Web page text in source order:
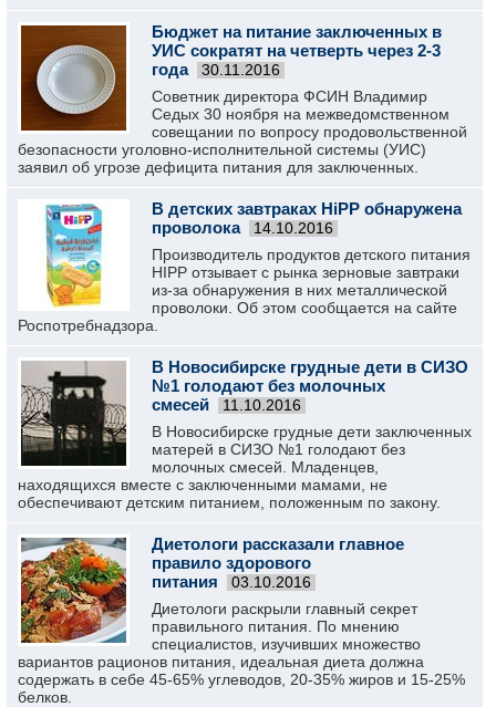
Бюджет на питание заключенных в
УИС сократят на четверть через 2-3
года
30.11.2016
Советник директора ФСИН Владимир
Седых 30 ноября на межведомственном
совещании по вопросу продовольственной
безопасности уголовно-исполнительной системы (УИС)
заявил об угрозе дефицита питания для заключенных.
В детских завтраках HiPP обнаружена
проволока
14.10.2016
Производитель продуктов детского питания
HIPP отзывает с рынка зерновые завтраки
из-за обнаружения в них металлической
проволоки. Об этом сообщается на сайте
Роспотребнадзора.
В Новосибирске грудные дети в СИЗО
№1 голодают без молочных
смесей
11.10.2016
В Новосибирске грудные дети заключенных
матерей в СИЗО №1 голодают без
молочных смесей. Младенцев,
находящихся вместе с заключенными мамами, не
обеспечивают детским питанием, положенным по закону.
Диетологи рассказали главное
правило здорового
питания
03.10.2016
Диетологи раскрыли главный секрет
правильного питания. По мнению
специалистов, изучивших множество
вариантов рационов питания, идеальная диета должна
содержать в себе 45-65% углеводов, 20-35% жиров и 15-25%
белков.